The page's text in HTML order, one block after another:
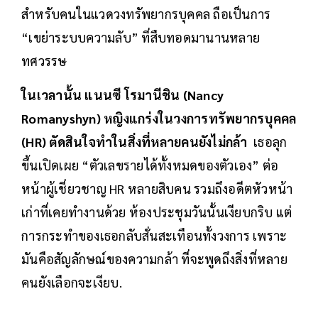
สำหรับคนในแวดวงทรัพยากรบุคคล ถือเป็นการ
“เขย่าระบบความลับ” ที่สืบทอดมานานหลาย
ทศวรรษ
ในเวลานั้น แนนซี โรมานีชิน (Nancy
Romanyshyn) หญิงแกร่งในวงการทรัพยากรบุคคล
(HR) ตัดสินใจทำในสิ่งที่หลายคนยังไม่กล้า เธอลุก
ขึ้นเปิดเผย “ตัวเลขรายได้ทั้งหมดของตัวเอง” ต่อ
หน้าผู้เชี่ยวชาญ HR หลายสิบคน รวมถึงอดีตหัวหน้า
เก่าที่เคยทำงานด้วย ห้องประชุมวันนั้นเงียบกริบ แต่
การกระทำของเธอกลับสั่นสะเทือนทั้งวงการ เพราะ
มันคือสัญลักษณ์ของความกล้า ที่จะพูดถึงสิ่งที่หลาย
คนยังเลือกจะเงียบ.